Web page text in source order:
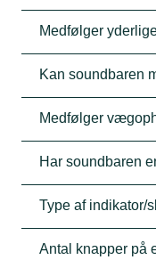
Medfølger
Kan soundbaren
Medfølger
Har soundbaren
Type af indikator/
Antal knapper på